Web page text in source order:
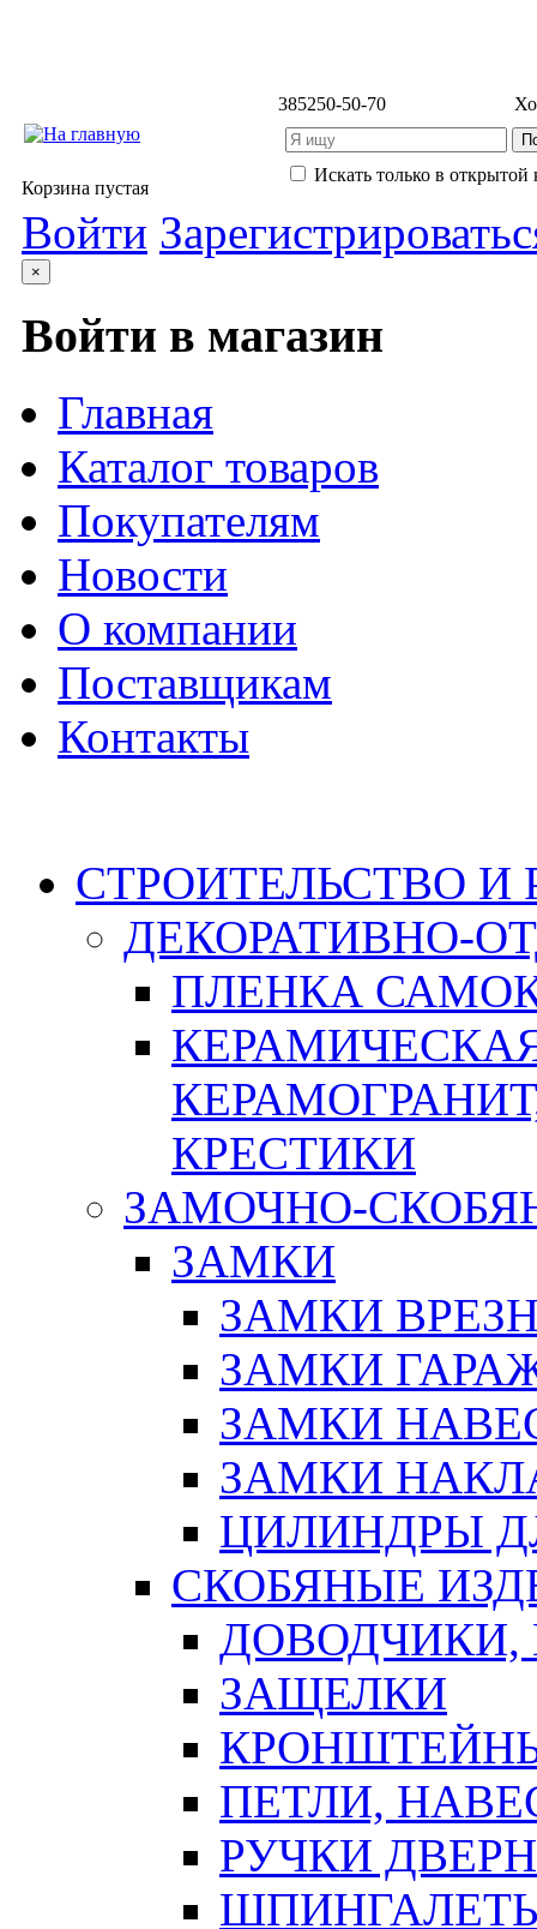
385250-50-70
Искать только в открытой
Корзина пустая
Войти
×
Войти в магазин
Главная
Каталог товаров
Покупателям
Новости
О компании
Поставщикам
Контакты
СТРОИТЕЛЬСТВО И
ДЕКОРАТИВНО-
ПЛЕНКА
КРЕСТИКИ
ЗАМОЧНО-
ЗАМКИ
ЗАМКИ
ЗАМКИ
ЗАМКИ
ЗАМКИ
ЦИЛИНДРЫ
СКОБЯНЫЕ
ЗАЩЕЛКИ
ПЕТЛИ,
РУЧКИ